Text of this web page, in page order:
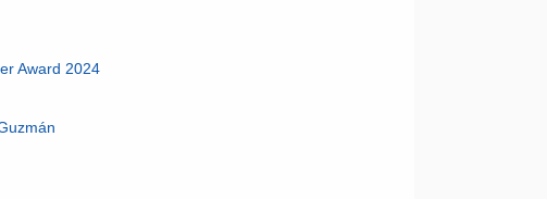
Award 2024